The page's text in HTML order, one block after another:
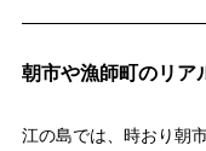
朝市や漁師町のリア
江の島では、時おり朝